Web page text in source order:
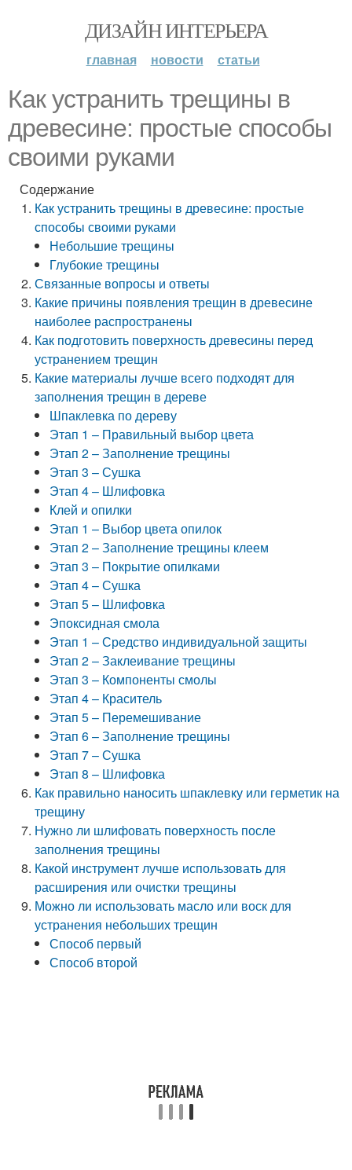
ДИЗАЙН ИНТЕРЬЕРА
главная новости статьи
Как устранить трещины в
древесине: простые способы
своими руками
Содержание
Как устранить трещины в древесине: простые
способы своими руками
Небольшие трещины
Глубокие трещины
Связанные вопросы и ответы
Какие причины появления трещин в древесине
наиболее распространены
Как подготовить поверхность древесины перед
устранением трещин
Какие материалы лучше всего подходят для
заполнения трещин в дереве
Шпаклевка по дереву
Этап 1 – Правильный выбор цвета
Этап 2 – Заполнение трещины
Этап 3 – Сушка
Этап 4 – Шлифовка
Клей и опилки
Этап 1 – Выбор цвета опилок
Этап 2 – Заполнение трещины клеем
Этап 3 – Покрытие опилками
Этап 4 – Сушка
Этап 5 – Шлифовка
Эпоксидная смола
Этап 1 – Средство индивидуальной защиты
Этап 2 – Заклеивание трещины
Этап 3 – Компоненты смолы
Этап 4 – Краситель
Этап 5 – Перемешивание
Этап 6 – Заполнение трещины
Этап 7 – Сушка
Этап 8 – Шлифовка
Как правильно наносить шпаклевку или герметик на
трещину
Нужно ли шлифовать поверхность после
заполнения трещины
Какой инструмент лучше использовать для
расширения или очистки трещины
Можно ли использовать масло или воск для
устранения небольших трещин
Способ первый
Способ второй